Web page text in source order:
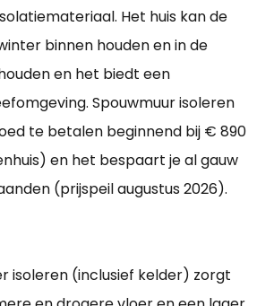
Het huis kan de
binnen houden en in de
en het biedt een
Spouwmuur isoleren
te betalen beginnend bij € 890
en het bespaart je al gauw
(prijspeil augustus 2026).
isoleren (inclusief kelder) zorgt